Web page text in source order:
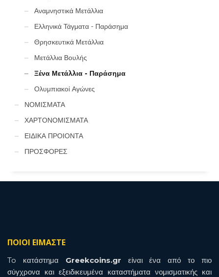
Αναμνηστικά Μετάλλια
Ελληνικά Τάγματα - Παράσημα
Θρησκευτικά Μετάλλια
Μετάλλια Βουλής
Ξένα Μετάλλια - Παράσημα
Ολυμπιακοί Αγώνες
ΝΟΜΙΣΜΑΤΑ
ΧΑΡΤΟΝΟΜΙΣΜΑΤΑ
ΕΙΔΙΚΑ ΠΡΟΙΟΝΤΑ
ΠΡΟΣΦΟΡΕΣ
ΠΟΙΟΙ ΕΙΜΑΣΤΕ
To κατάστημα Greekcoins.gr είναι ένα από το πιο
σύγχρονα και εξειδικευμένα καταστήματα νομισματικής και